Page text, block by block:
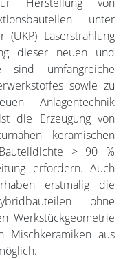
unter
(UKP) Laserstrahlung
dieser neuen und
sind umfangreiche
sowie zu
Anlagentechnik
die Erzeugung von
keramischen
> 90 %
erfordern. Auch
erstmalig die
ohne
Werkstückgeometrie
aus